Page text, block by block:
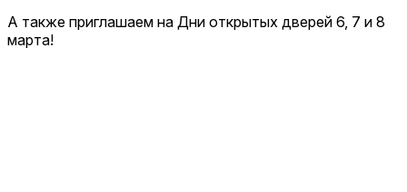
А также приглашаем на Дни открытых дверей 6, 7 и 8
марта!